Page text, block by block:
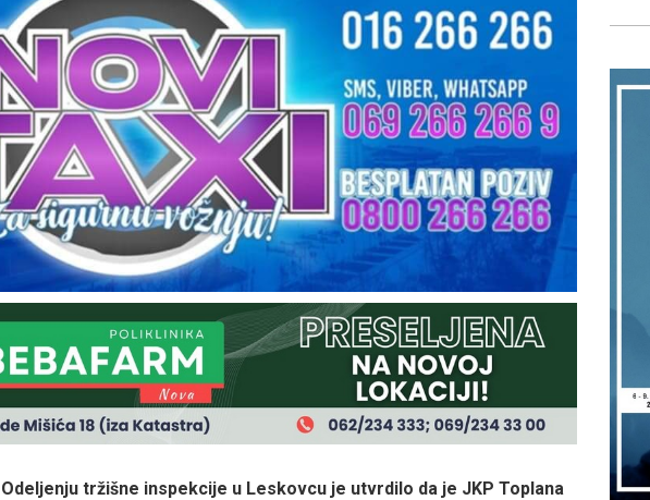
Odeljenju tržišne inspekcije u Leskovcu je utvrdilo da je JKP Toplana